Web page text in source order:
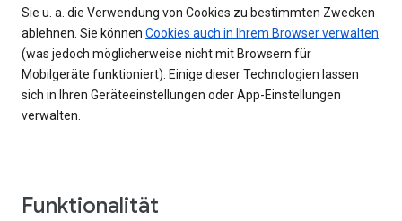
Sie u. a. die Verwendung von Cookies zu bestimmten Zwecken
ablehnen. Sie können Cookies auch in Ihrem Browser verwalten
(was jedoch möglicherweise nicht mit Browsern für
Mobilgeräte funktioniert). Einige dieser Technologien lassen
sich in Ihren Geräteeinstellungen oder App-Einstellungen
verwalten.
Funktionalität